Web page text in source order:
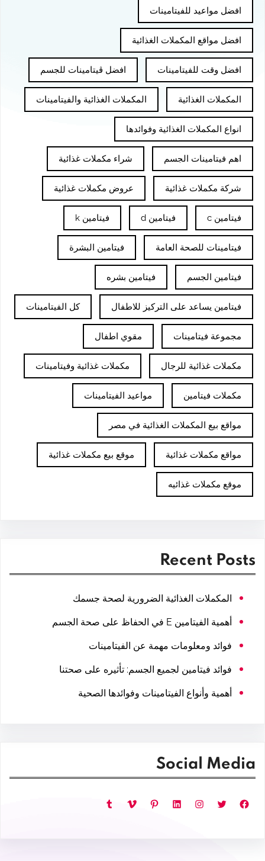
افضل مواعيد للفيتامينات
افضل مواقع المكملات الغذائية
افضل وقت للفيتامينات افضل ڤيتامينات للجسم
المكملات الغذائية المكملات الغذائية والفيتامينات
انواع المكملات الغذائية وفوائدها
اهم فيتامينات الجسم شراء مكملات غذائية
شركة مكملات غذائية عروض مكملات غذائية
فيتامين c فيتامين d فيتامين k
فيتامينات للصحة العامة فيتامين البشرة
فيتامين الجسم فيتامين بشره
فيتامين يساعد على التركيز للاطفال كل الفيتامينات
مجموعة فيتامينات مقوي اطفال
مكملات غذائية للرجال مكملات غذائية وفيتامينات
مكملات فيتامين مواعيد الفيتامينات
مواقع بيع المكملات الغذائية في مصر
مواقع مكملات غذائية موقع بيع مكملات غذائية
موقع مكملات غذائيه
Recent Posts
المكملات الغذائية الضرورية لصحة جسمك
أهمية الفيتامين E في الحفاظ على صحة الجسم
فوائد ومعلومات مهمة عن الفيتامينات
فوائد فيتامين لجميع الجسم: تأثيره على صحتنا
أهمية وأنواع الفيتامينات وفوائدها الصحية
Social Media
فيسبوك تويتر إنستجرام لينكد إن بينتريست فيميو تمبلر